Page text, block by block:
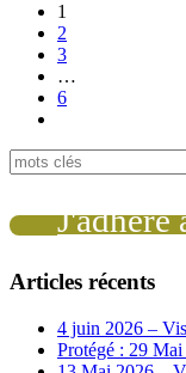
1
2
3
…
6
J'adhère
Articles récents
4 juin 2026 –
Protégé : 29